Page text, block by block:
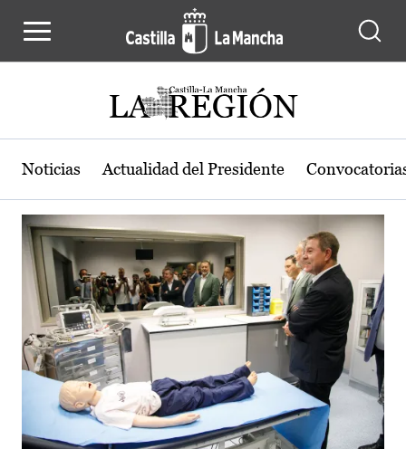
Actualidad de la región de Castilla-
Noticias Actualidad del Presidente